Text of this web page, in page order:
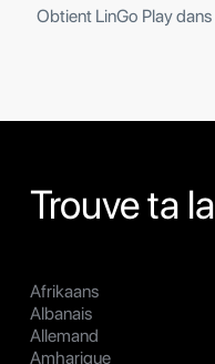
Obtient LinGo Play dans
Trouve ta
Afrikaans
Albanais
Allemand
Amharique